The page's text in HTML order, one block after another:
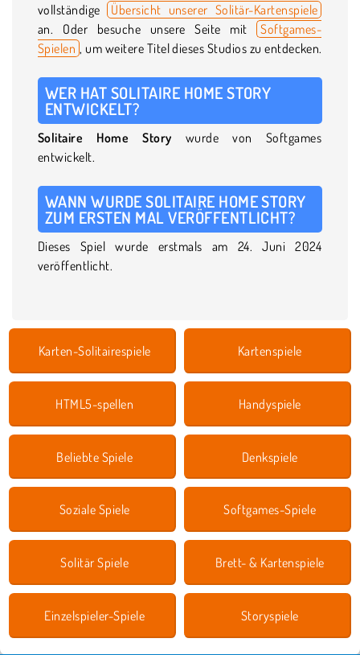
vollständige Übersicht unserer Solitär-Kartenspiele
an. Oder besuche unsere Seite mit Softgames-
Spielen , um weitere Titel dieses Studios zu entdecken.
WER HAT SOLITAIRE HOME STORY
ENTWICKELT?
Solitaire Home Story wurde von Softgames
entwickelt.
WANN WURDE SOLITAIRE HOME STORY
ZUM ERSTEN MAL VERÖFFENTLICHT?
Dieses Spiel wurde erstmals am 24. Juni 2024
veröffentlicht.
Karten-Solitairespiele Kartenspiele
HTML5-spellen Handyspiele
Beliebte Spiele Denkspiele
Soziale Spiele Softgames-Spiele
Solitär Spiele Brett- & Kartenspiele
Einzelspieler-Spiele Storyspiele